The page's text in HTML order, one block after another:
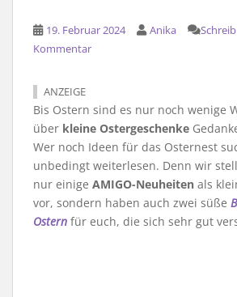
19. Februar 2024 Anika
Kommentar
ANZEIGE
Bis Ostern sind es nur noch wenige
über kleine Ostergeschenke
Wer noch Ideen für das Osternest
unbedingt weiterlesen. Denn wir
nur einige AMIGO-Neuheiten als
vor, sondern haben auch zwei süße
Ostern für euch, die sich sehr gut